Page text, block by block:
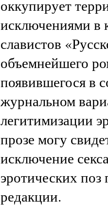
оккупирует
исключениями в
славистов
объемнейшего
появившегося в
журнальном
легитимизации
прозе могу
исключение
эротических
редакции.